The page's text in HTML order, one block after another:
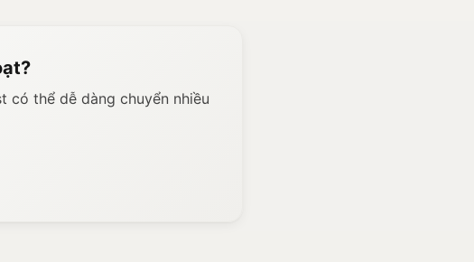
có thể dễ dàng chuyển nhiều